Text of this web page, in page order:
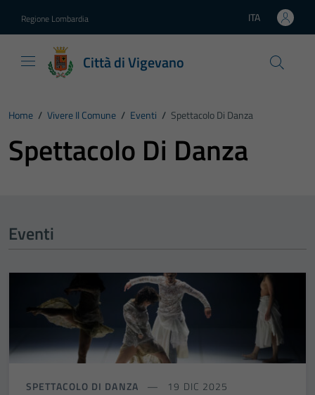
Regione Lombardia Lingua attiva:
ITA
Città di Vigevano
Home / Vivere Il Comune / Eventi / Spettacolo Di Danza
Spettacolo Di Danza
Eventi
SPETTACOLO DI DANZA 19 DIC 2025